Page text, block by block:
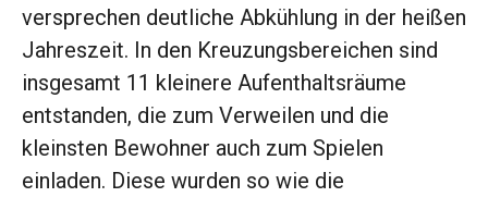
versprechen deutliche Abkühlung in der heißen
Jahreszeit. In den Kreuzungsbereichen sind
insgesamt 11 kleinere Aufenthaltsräume
entstanden, die zum Verweilen und die
kleinsten Bewohner auch zum Spielen
einladen. Diese wurden so wie die